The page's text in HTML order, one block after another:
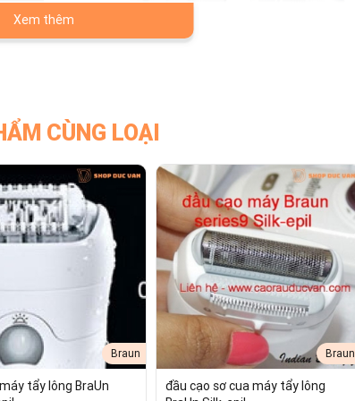
Xem thêm
CÙNG LOẠI
Braun
tẩy lông BraUn
Braun
đầu cạo sơ cua máy tẩy lông